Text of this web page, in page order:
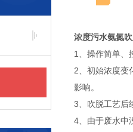
浓度污水氨氮
1、操作简单、
2、初始浓度变
影响。
3、吹脱工艺后
4、由于废水中